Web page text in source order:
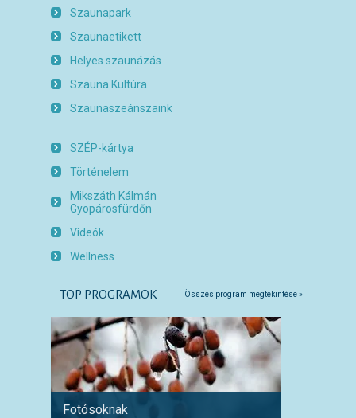
Szaunapark
Szaunaetikett
Helyes szaunázás
Szauna Kultúra
Szaunaszeánszaink
SZÉP-kártya
Történelem
Mikszáth Kálmán
Gyopárosfürdőn
Videók
Wellness
TOP PROGRAMOK Összes program megtekintése »
Fotósoknak